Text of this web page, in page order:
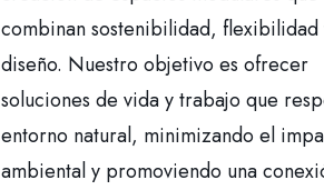
combinan sostenibilidad, flexibilidad
diseño. Nuestro objetivo es ofrecer
soluciones de vida y trabajo que
entorno natural, minimizando el
ambiental y promoviendo una